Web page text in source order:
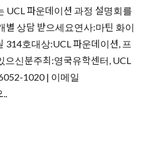
UCL 파운데이션 과정 설명회를
별 상담 받으세요연사:마틴 화이
314호대상:UCL 파운데이션, 프
으신분주최:영국유학센터, UCL
1020 | 이메일
..